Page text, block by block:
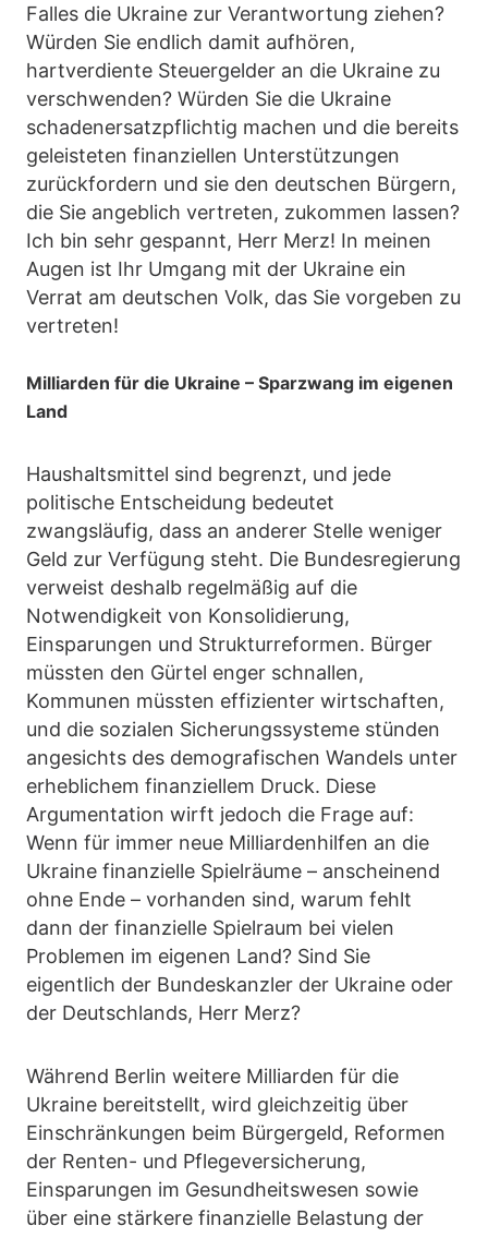
Falles die Ukraine zur Verantwortung ziehen?
Würden Sie endlich damit aufhören,
hartverdiente Steuergelder an die Ukraine zu
verschwenden? Würden Sie die Ukraine
schadenersatzpflichtig machen und die bereits
geleisteten finanziellen Unterstützungen
zurückfordern und sie den deutschen Bürgern,
die Sie angeblich vertreten, zukommen lassen?
Ich bin sehr gespannt, Herr Merz! In meinen
Augen ist Ihr Umgang mit der Ukraine ein
Verrat am deutschen Volk, das Sie vorgeben zu
vertreten!
Milliarden für die Ukraine – Sparzwang im eigenen
Land
Haushaltsmittel sind begrenzt, und jede
politische Entscheidung bedeutet
zwangsläufig, dass an anderer Stelle weniger
Geld zur Verfügung steht. Die Bundesregierung
verweist deshalb regelmäßig auf die
Notwendigkeit von Konsolidierung,
Einsparungen und Strukturreformen. Bürger
müssten den Gürtel enger schnallen,
Kommunen müssten effizienter wirtschaften,
und die sozialen Sicherungssysteme stünden
angesichts des demografischen Wandels unter
erheblichem finanziellem Druck. Diese
Argumentation wirft jedoch die Frage auf:
Wenn für immer neue Milliardenhilfen an die
Ukraine finanzielle Spielräume – anscheinend
ohne Ende – vorhanden sind, warum fehlt
dann der finanzielle Spielraum bei vielen
Problemen im eigenen Land? Sind Sie
eigentlich der Bundeskanzler der Ukraine oder
der Deutschlands, Herr Merz?
Während Berlin weitere Milliarden für die
Ukraine bereitstellt, wird gleichzeitig über
Einschränkungen beim Bürgergeld, Reformen
der Renten- und Pflegeversicherung,
Einsparungen im Gesundheitswesen sowie
über eine stärkere finanzielle Belastung der